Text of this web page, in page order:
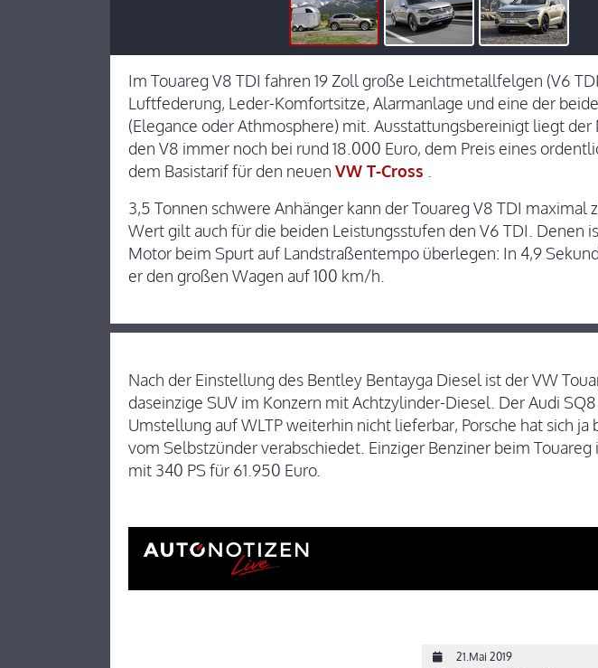
Im Touareg V8 TDI fahren 19 Zoll große Leichtmetallfelgen (V6
Luftfederung, Leder-Komfortsitze, Alarmanlage und eine der
(Elegance oder Athmosphere) mit. Ausstattungsbereinigt liegt der
den V8 immer noch bei rund 18.000 Euro, dem Preis eines
dem Basistarif für den neuen VW T-Cross .
3,5 Tonnen schwere Anhänger kann der Touareg V8 TDI maximal
Wert gilt auch für die beiden Leistungsstufen den V6 TDI. Denen
Motor beim Spurt auf Landstraßentempo überlegen: In 4,9
er den großen Wagen auf 100 km/h.
Nach der Einstellung des Bentley Bentayga Diesel ist der VW
daseinzige SUV im Konzern mit Achtzylinder-Diesel. Der Audi
Umstellung auf WLTP weiterhin nicht lieferbar, Porsche hat sich ja
vom Selbstzünder verabschiedet. Einziger Benziner beim Touareg
mit 340 PS für 61.950 Euro.
21.Mai 2019